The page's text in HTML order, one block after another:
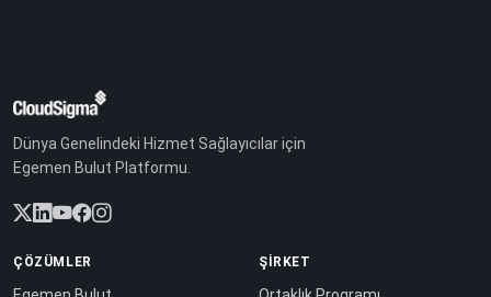
Dünya Genelindeki Hizmet Sağlayıcılar için
Egemen Bulut Platformu.
ÇÖZÜMLER ŞIRKET